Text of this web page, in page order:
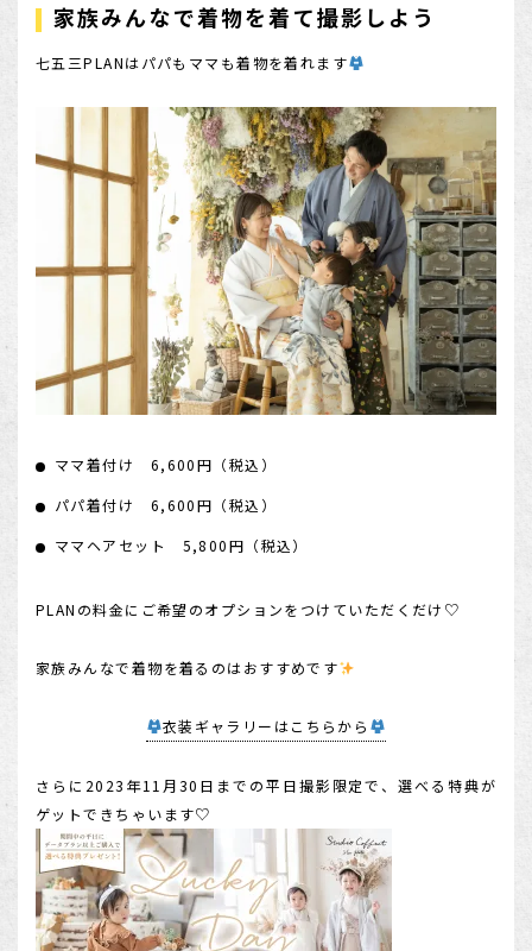
家族みんなで着物を着て撮影しよう
七五三PLANはパパもママも着物を着れます
ママ着付け 6,600円（税込）
パパ着付け 6,600円（税込）
ママヘアセット 5,800円（税込）
PLANの料金にご希望のオプションをつけていただくだけ♡
家族みんなで着物を着るのはおすすめです
衣装ギャラリーはこちらから
さらに2023年11月30日までの平日撮影限定で、選べる特典が
ゲットできちゃいます♡